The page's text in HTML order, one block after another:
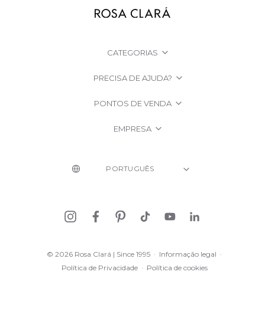
CATEGORIAS
PRECISA DE AJUDA?
PONTOS DE VENDA
EMPRESA
© 2026 Rosa Clará | Since 1995 · Informação legal ·
Política de Privacidade · Política de cookies